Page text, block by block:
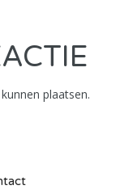
plaatsen.